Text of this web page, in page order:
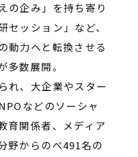
の企み」を持ち寄り
セッション」など、
動力へと転換させる
多数展開。
れ、大企業やスター
などのソーシャ
育関係者、メディア
野からのべ491名の